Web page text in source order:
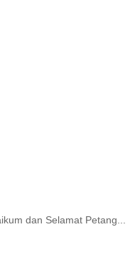
dan Selamat Petang...